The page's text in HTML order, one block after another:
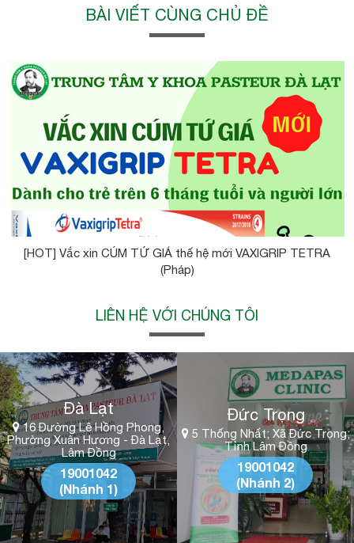
BÀI VIẾT CÙNG CHỦ ĐỀ
[HOT] Vắc xin CÚM TỨ GIÁ thế hệ mới VAXIGRIP TETRA
(Pháp)
LIÊN HỆ VỚI CHÚNG TÔI
Đà Lạt
16 Đường Lê Hồng Phong,
Phường Xuân Hương - Đà Lạt,
Lâm Đồng
19001042
(Nhánh 1)
Đức Trọng
5 Thống Nhất; Xã Đức Trọng;
Tỉnh Lâm Đồng
19001042
(Nhánh 2)